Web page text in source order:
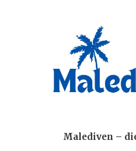
Malediven –